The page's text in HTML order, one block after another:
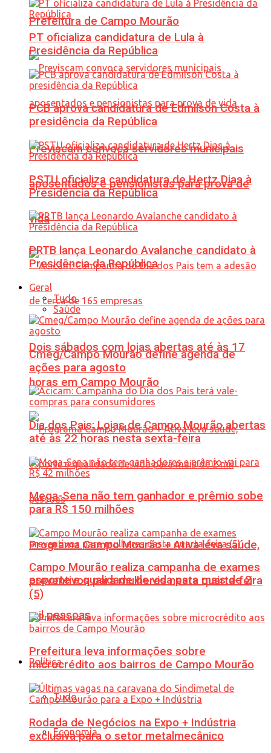
Prefeitura de Campo Mourão
Previscam convoca servidores municipais
aposentados e pensionistas para prova de
vida
Dois sábados com lojas abertas até às 17
horas em Campo Mourão
Programa Campo Mourão + Ativa leva saúde,
esporte e qualidade de vida para mais de 2
mil pessoas
Política
Tudo
Economia
PT oficializa candidatura de Lula à
Presidência da República
PCB aprova candidatura de Edmilson Costa à
presidência da República
PSTU oficializa candidatura de Hertz Dias à
Presidência da República
PRTB lança Leonardo Avalanche candidato à
Presidência da República
Geral
Tudo
Saúde
Cmeg/Campo Mourão define agenda de
ações para agosto
Dia dos Pais: Lojas de Campo Mourão abertas
até às 22 horas nesta sexta-feira
Mega-Sena não tem ganhador e prêmio sobe
para R$ 150 milhões
Campo Mourão realiza campanha de exames
preventivos para mulheres nesta quarta-feira
(5)
Prefeitura leva informações sobre
microcrédito aos bairros de Campo Mourão
Rodada de Negócios na Expo + Indústria
exclusiva para o setor metalmecânico